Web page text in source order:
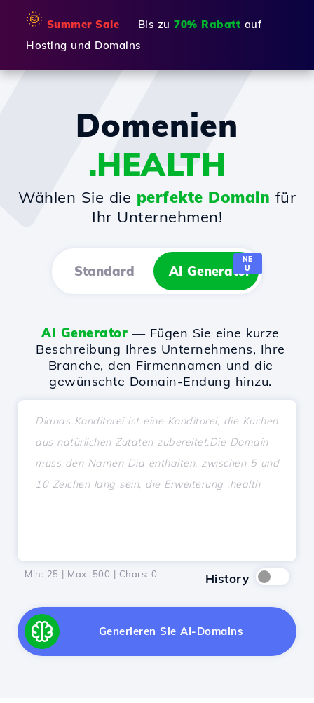
🌞 Summer Sale — Bis zu 70% Rabatt auf
Hosting und Domains
Domenien
.HEALTH
Wählen Sie die perfekte Domain für
Ihr Unternehmen!
Standard AI Generator
NE
U
AI Generator — Fügen Sie eine kurze
Beschreibung Ihres Unternehmens, Ihre
Branche, den Firmennamen und die
gewünschte Domain-Endung hinzu.
Min: 25 | Max: 500 | Chars: 0 History
Generieren Sie AI-Domains